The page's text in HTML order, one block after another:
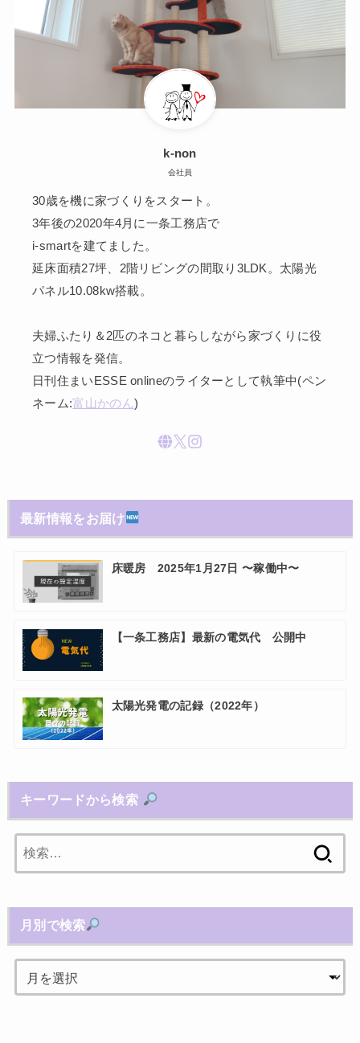
k-non
会社員
30歳を機に家づくりをスタート。
3年後の2020年4月に一条工務店で
i-smartを建てました。
延床面積27坪、2階リビングの間取り3LDK。太陽光
パネル10.08kw搭載。
夫婦ふたり＆2匹のネコと暮らしながら家づくりに役
立つ情報を発信。
日刊住まいESSE onlineのライターとして執筆中(ペン
ネーム:富山かのん)
最新情報をお届け
床暖房 2025年1月27日 〜稼働中〜
【一条工務店】最新の電気代 公開中
太陽光発電の記録（2022年）
キーワードから検索
索:
月別で検索